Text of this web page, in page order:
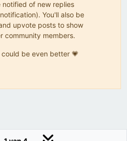
of new replies
You'll also be
upvote posts to show
community members.
be even better 💗